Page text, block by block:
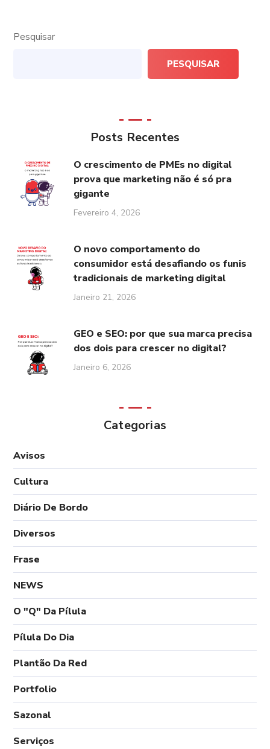
Pesquisar
PESQUISAR
Posts Recentes
O crescimento de PMEs no digital
prova que marketing não é só pra
gigante
Fevereiro 4, 2026
O novo comportamento do
consumidor está desafiando os funis
tradicionais de marketing digital
Janeiro 21, 2026
GEO e SEO: por que sua marca precisa
dos dois para crescer no digital?
Janeiro 6, 2026
Categorias
Avisos
Cultura
Diário De Bordo
Diversos
Frase
NEWS
O "Q" Da Pílula
Pílula Do Dia
Plantão Da Red
Portfolio
Sazonal
Serviços